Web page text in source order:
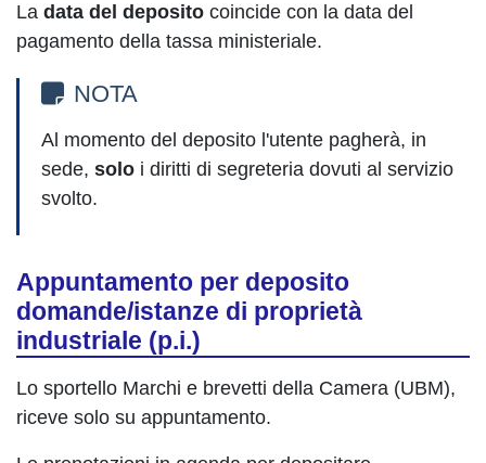
La data del deposito coincide con la data del
pagamento della tassa ministeriale.
NOTA
Al momento del deposito l'utente pagherà, in
sede, solo i diritti di segreteria dovuti al servizio
svolto.
Appuntamento per deposito
domande/istanze di proprietà
industriale (p.i.)
Lo sportello Marchi e brevetti della Camera (UBM),
riceve solo su appuntamento.